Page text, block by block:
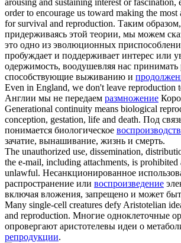
arousing and sustaining interest or fascination,
order to encourage us toward making the most
for survival and reproduction. Таким
придерживаясь этой теории, мы можем
это одно из эволюционных
пробуждает и поддерживает интерес или
одержимость, воодушевляя нас
способствующие выживанию и
Even in England, we don't leave reproduction
Англии мы не передаем размножение
Generational continuity means biological
conception, gestation, life and death. Под
понимается биологическое
зачатие, вынашивание, жизнь и смерть.
The unauthorized use, dissemination,
the e-mail, including attachments, is prohibited
unlawful. Несанкционированное
распространение или воспроизведение
включая вложения, запрещено и может
Many single-cell creatures defy Aristotelian
and reproduction. Многие одноклеточные
опровергают аристотелевы идеи о
репродукции.